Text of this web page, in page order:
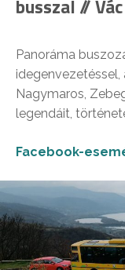
busszal //
Panoráma
idegenvezetéssel,
Nagymaros,
legendáit,
Facebook-